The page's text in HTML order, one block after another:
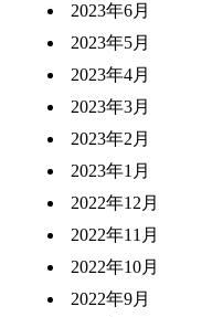
2023年6月
2023年5月
2023年4月
2023年3月
2023年2月
2023年1月
2022年12月
2022年11月
2022年10月
2022年9月